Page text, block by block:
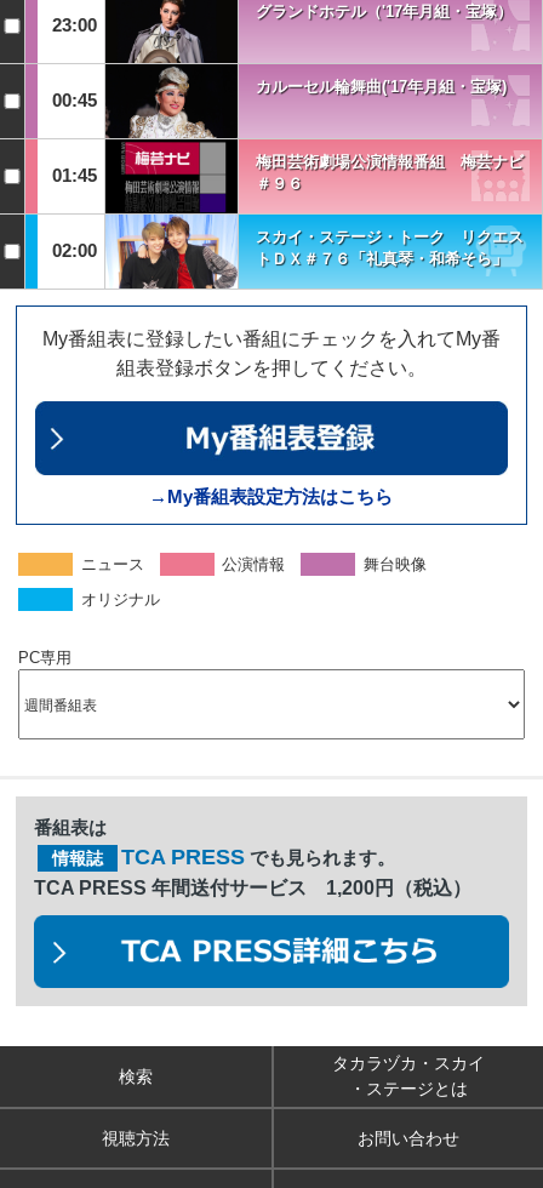
23:00
グランドホテル（'17年月組・宝塚）
00:45
カルーセル輪舞曲('17年月組・宝塚)
01:45
梅田芸術劇場公演情報番組 梅芸ナビ
＃９６
02:00
スカイ・ステージ・トーク リクエス
トＤＸ＃７６「礼真琴・和希そら」
My番組表に登録したい番組にチェックを入れてMy番
組表登録ボタンを押してください。
→My番組表設定方法はこちら
ニュース 公演情報
舞台映像
オリジナル
PC専用
番組表は
情報誌 TCA PRESS でも見られます。
TCA PRESS 年間送付サービス 1,200円（税込）
検索
タカラヅカ・スカイ
・ステージとは
視聴方法 お問い合わせ